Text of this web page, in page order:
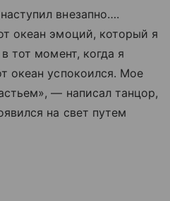
внезапно….
океан эмоций, который я
тот момент, когда я
океан успокоился. Мое
— написал танцор,
на свет путем